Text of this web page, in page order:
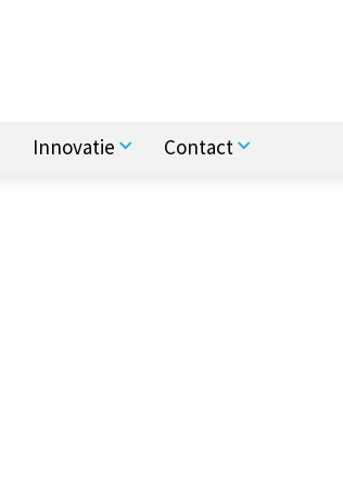
Innovatie Contact